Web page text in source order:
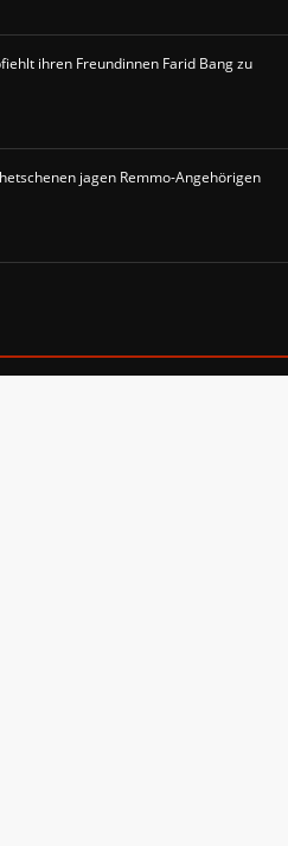
ihren Freundinnen Farid Bang zu
jagen Remmo-Angehörigen